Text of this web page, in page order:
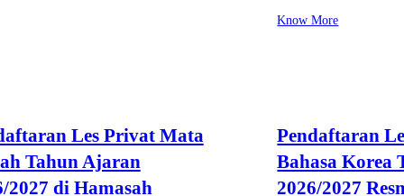
Know More
Les Privat Mata
Tahun Ajaran
2027 di Hamasah
Pendaftaran
Bahasa Korea
2026/2027